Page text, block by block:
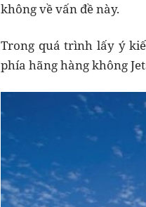
không về vấn đề này.
Trong quá trình lấy ý
phía hãng hàng không